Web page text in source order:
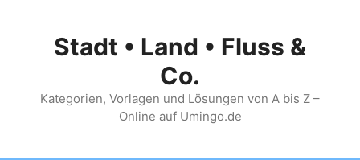
springenStadt • Land • Fluss &
Co.
Kategorien, Vorlagen und Lösungen von A bis Z –
Online auf Umingo.de